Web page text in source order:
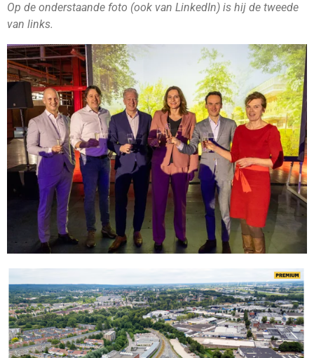
Op de onderstaande foto (ook van LinkedIn) is hij de tweede
van links.